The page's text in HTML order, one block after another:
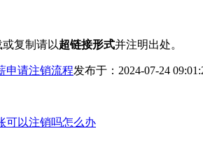
或复制请以超链接形式并注明出处。
申请注销流程发布于：2024-07-24
可以注销吗怎么办